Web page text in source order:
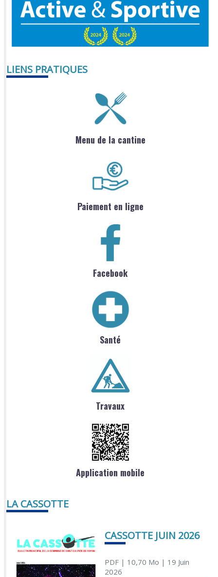
LIENS PRATIQUES
Menu de la cantine
Paiement en ligne
Facebook
Santé
Travaux
Application mobile
LA CASSOTTE
CASSOTTE JUIN 2026
PDF| 10,70 Mo | 19 Juin
2026